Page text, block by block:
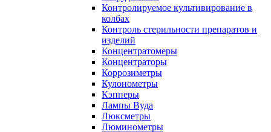
Контролируемое культивирование в
колбах
Контроль стерильности препаратов и
изделий
Концентратомеры
Концентраторы
Коррозиметры
Кулонометры
Кэпперы
Лампы Вуда
Люксметры
Люминометры